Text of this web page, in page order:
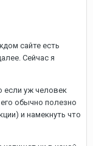
сайте есть
Сейчас я
если уж человек
обычно полезно
и намекнуть что